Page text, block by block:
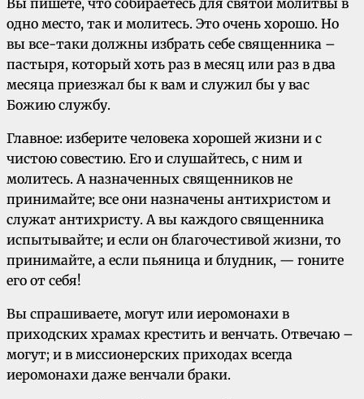
Вы пишете, что собираетесь для святой молитвы в
одно место, так и молитесь. Это очень хорошо. Но
вы все-таки должны избрать себе священника –
пастыря, который хоть раз в месяц или раз в два
месяца приезжал бы к вам и служил бы у вас
Божию службу.
Главное: изберите человека хорошей жизни и с
чистою совестию. Его и слушайтесь, с ним и
молитесь. А назначенных священников не
принимайте; все они назначены антихристом и
служат антихристу. А вы каждого священника
испытывайте; и если он благочестивой жизни, то
принимайте, а если пьяница и блудник, — гоните
его от себя!
Вы спрашиваете, могут или иеромонахи в
приходских храмах крестить и венчать. Отвечаю –
могут; и в миссионерских приходах всегда
иеромонахи даже венчали браки.